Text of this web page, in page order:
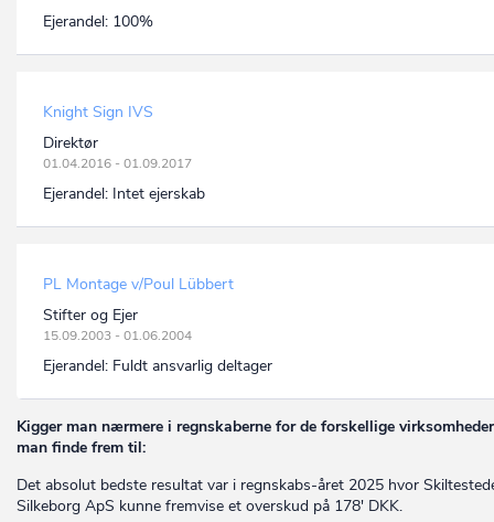
Ejerandel: 100%
Knight Sign IVS
Direktør
01.04.2016 - 01.09.2017
Ejerandel: Intet ejerskab
PL Montage v/Poul Lübbert
Stifter og Ejer
15.09.2003 - 01.06.2004
Ejerandel: Fuldt ansvarlig deltager
Kigger man nærmere i regnskaberne for de forskellige
man finde frem til:
Det absolut bedste resultat var i regnskabs-året 2025 hvor
Silkeborg ApS kunne fremvise et overskud på 178' DKK.